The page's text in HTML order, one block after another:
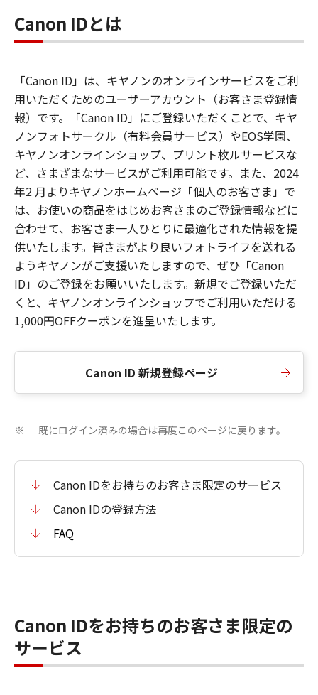
Canon IDとは
「Canon ID」は、キヤノンのオンラインサービスをご利
用いただくためのユーザーアカウント（お客さま登録情
報）です。「Canon ID」にご登録いただくことで、キヤ
ノンフォトサークル（有料会員サービス）やEOS学園、
キヤノンオンラインショップ、プリント枚ルサービスな
ど、さまざまなサービスがご利用可能です。また、2024
年2 月よりキヤノンホームページ「個人のお客さま」で
は、お使いの商品をはじめお客さまのご登録情報などに
合わせて、お客さま一人ひとりに最適化された情報を提
供いたします。皆さまがより良いフォトライフを送れる
ようキヤノンがご支援いたしますので、ぜひ「Canon
ID」のご登録をお願いいたします。新規でご登録いただ
くと、キヤノンオンラインショップでご利用いただける
1,000円OFFクーポンを進呈いたします。
Canon ID 新規登録ページ
※ 既にログイン済みの場合は再度このページに戻ります。
Canon IDをお持ちのお客さま限定のサービス
Canon IDの登録方法
FAQ
Canon IDをお持ちのお客さま限定の
サービス